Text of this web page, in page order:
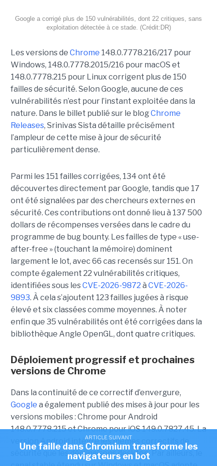
Google a corrigé plus de 150 vulnérabilités, dont 22 critiques, sans
exploitation détectée à ce stade. (Crédit:DR)
Les versions de Chrome 148.0.7778.216/217 pour
Windows, 148.0.7778.2015/216 pour macOS et
148.0.7778.215 pour Linux corrigent plus de 150
failles de sécurité. Selon Google, aucune de ces
vulnérabilités n’est pour l’instant exploitée dans la
nature. Dans le billet publié sur le blogChrome
Releases, Srinivas Sista détaille précisément
l’ampleur de cette mise à jour de sécurité
particulièrement dense.
Parmi les 151 failles corrigées, 134 ont été
découvertes directement par Google, tandis que 17
ont été signalées par des chercheurs externes en
sécurité. Ces contributions ont donné lieu à 137 500
dollars de récompenses versées dans le cadre du
programme de bug bounty. Les failles de type « use-
after-free » (touchant la mémoire) dominent
largement le lot, avec 66 cas recensés sur 151. On
compte également 22 vulnérabilités critiques,
identifiées sous lesCVE-2026-9872 à CVE-2026-
9893. À cela s’ajoutent 123 failles jugées à risque
élevé et six classées comme moyennes. À noter
enfin que 35 vulnérabilités ont été corrigées dans la
bibliothèque Angle OpenGL, dont quatre critiques.
Déploiement progressif et prochaines
versions de Chrome
Dans la continuité de ce correctif d’envergure,
Google a également publié des mises à jour pour les
versions mobiles : Chrome pour Android
148.0.7778.215 et Chrome pour iOS 149.0.7827.45. La
version Android intègre les mêmes correctifs de
sécurité que les déclinaisons desktop. Par ailleurs, le
ARTICLE SUIVANT
Une faille dans Chromium transforme les
navigateurs en bot